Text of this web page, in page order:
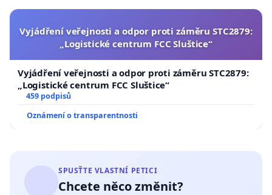
Vyjádření veřejnosti a odpor proti záměru STC2879:
„Logistické centrum FCC Sluštice“
Vyjádření veřejnosti a odpor proti záměru STC2879:
„Logistické centrum FCC Sluštice“
459 podpisů
Oznámení o transparentnosti
SPUSŤTE VLASTNÍ PETICI
Chcete něco změnit?